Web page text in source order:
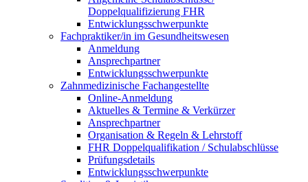
Doppelqualifizierung FHR
Entwicklungsschwerpunkte
Fachpraktiker/in im Gesundheitswesen
Anmeldung
Ansprechpartner
Entwicklungsschwerpunkte
Zahnmedizinische Fachangestellte
Online-Anmeldung
Aktuelles & Termine & Verkürzer
Ansprechpartner
Organisation & Regeln & Lehrstoff
FHR Doppelqualifikation / Schulabschlüsse
Prüfungsdetails
Entwicklungsschwerpunkte